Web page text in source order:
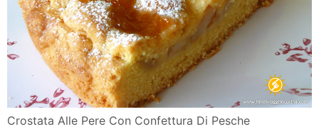
Crostata Alle Pere Con Confettura Di Pesche